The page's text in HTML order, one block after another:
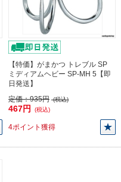
【特価】がまかつ トレブル SP
ミディアムヘビー SP-MH 5【即
日発送】
定価：935円 (税込)
467円 (税込)
4ポイント獲得